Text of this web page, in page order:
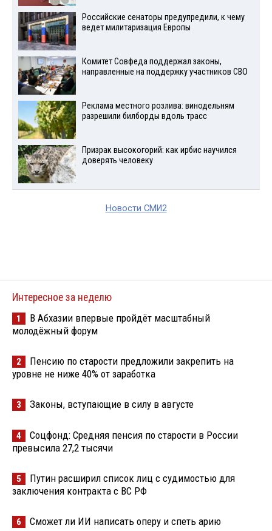
Российские сенаторы предупредили, к чему
ведет милитаризация Европы
Комитет Совфеда поддержал законы,
направленные на поддержку участников СВО
Реклама местного розлива: винодельням
разрешили билборды вдоль трасс
Призрак высокогорий: как ирбис научился
доверять человеку
Новости СМИ2
Интересное за неделю
1
В Абхазии впервые пройдёт масштабный
молодёжный форум
2
Пенсию по старости предложили закрепить на
уровне не ниже 40% от заработка
3 Законы, вступающие в силу в августе
4
Соцфонд: Средняя пенсия по старости в России
превысила 27,2 тысячи
5
Путин расширил список лиц с судимостью для
заключения контракта с ВС РФ
6 Сможет ли ИИ написать оперу и спеть арию